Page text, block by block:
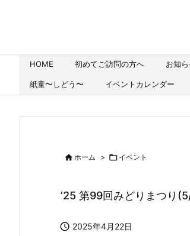
HOME 初めてご訪問の方へ お知
紙童〜しどう〜 イベントカレンダー
 ホーム >  イベント
’25 第99回みどりまつり
 2025年4月22日